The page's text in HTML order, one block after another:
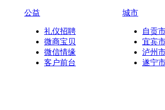
公益
礼仪招聘
微商宝贝
微信情缘
客户前台
城市
自贡
宜宾
泸州
遂宁